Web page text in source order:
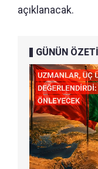
açıklanacak.
GÜNÜN ÖZETİ